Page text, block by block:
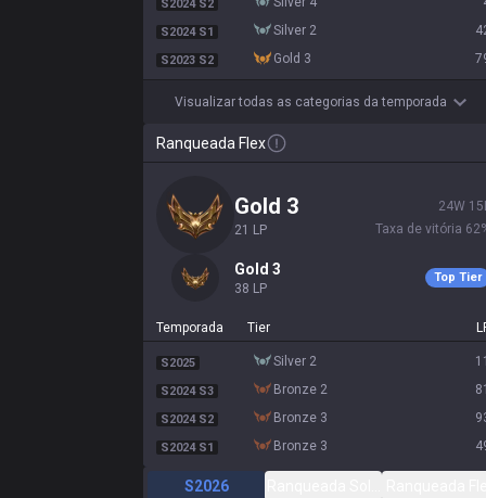
S2024 S2
S2024 S1 silver 2
S2023 S2 gold 3
Visualizar todas as categorias da temporada
Ranqueada Flex
gold 3
21 LP
24W 15
Taxa de vitória 62
gold 3
38 LP
Top Tier
Temporada Tier
S2025 silver 2 11
S2024 S3 bronze 2 81
S2024 S2 bronze 3
S2024 S1 bronze 3
S2026